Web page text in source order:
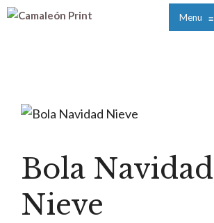
Saltar
Menu ≡
Bola Navidad
Nieve